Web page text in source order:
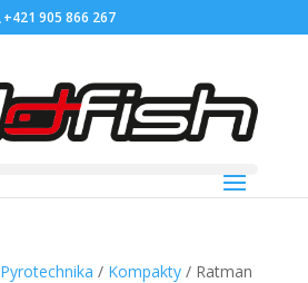
+421 905 866 267
Pyrotechnika / Kompakty/ Ratman